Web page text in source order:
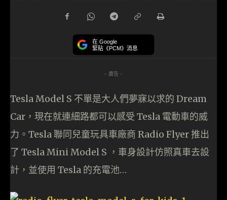
在 Google
緊貼《PCM》消息
- 廣告 -
Tesla Model S 不單是大人們夢寐以求的 Dream
Car，現在就連細路都可以感受 Tesla 電動車的威
力。Tesla 聯同兒童玩具車廠商 Radio Flyer 推出
了 Tesla Mini Model S ，車身設計仿照真車去設
計，並使用 Tesla 的充電池…